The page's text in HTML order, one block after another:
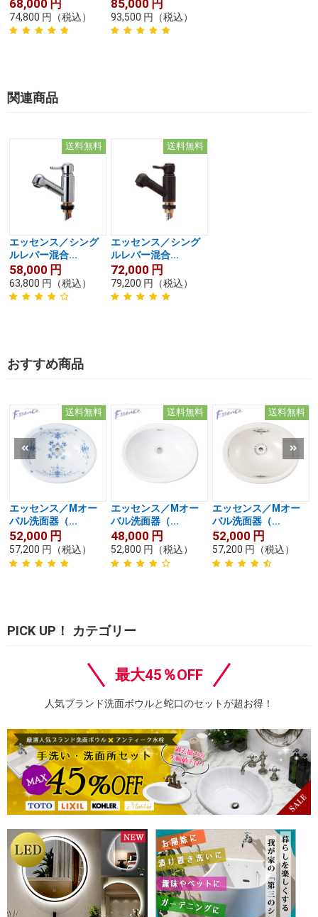
68,000 円
74,800 円 （税込）
85,000 円
93,500 円 （税込）
関連商品
送料無料
エッセンス／シング
ルレバー混合...
58,000 円
63,800 円 （税込）
送料無料
エッセンス／シング
ルレバー混合...
72,000 円
79,200 円 （税込）
おすすめ商品
送料無料
エッセンス／Mオー
バル洗面器（...
52,000 円
57,200 円 （税込）
送料無料
エッセンス／Mオー
バル洗面器（...
48,000 円
52,800 円 （税込）
送料無料
エッセンス／Mオー
バル洗面器（...
52,000 円
57,200 円 （税込）
PICK UP！ カテゴリー
最大45％OFF
人気ブランド洗面ボウルと蛇口のセットが超お得！